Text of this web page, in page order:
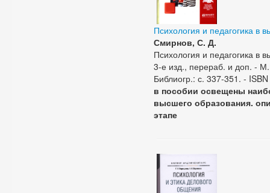
Психология и педагогика в
Смирнов, С. Д.
Психология и педагогика
3-е изд., перераб. и доп. -
Библиогр.: с. 337-351. -
в пособии освещены
высшего образования.
этапе